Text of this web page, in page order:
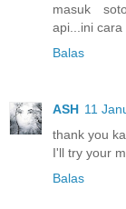
masuk
api...ini cara
Balas
ASH 11
thank you
I'll try your
Balas